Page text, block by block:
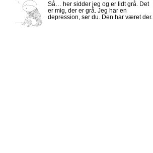
Så… her sidder jeg og er lidt grå. Det
er mig, der er grå. Jeg har en
depression, ser du. Den har været der...